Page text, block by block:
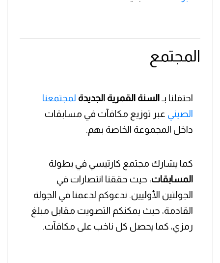
المجتمع
احتفلنا بـ السنة القمرية الجديدة لمجتمعنا
الصيني عبر توزيع مكافآت في مسابقات
داخل المجموعة الخاصة بهم.
كما يشارك مجتمع كارتيسي في بطولة
المسابقات، حيث حققنا انتصارات في
الجولتين الأوليين. ندعوكم لدعمنا في الجولة
القادمة، حيث يمكنكم التصويت مقابل مبلغ
رمزي، كما يحصل كل ناخب على مكافآت.